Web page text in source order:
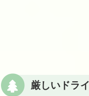
厳しいドラ